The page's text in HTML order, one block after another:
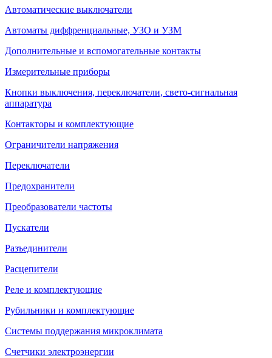
Автоматические выключатели
Автоматы диффренциальные, УЗО и УЗМ
Дополнительные и вспомогательные контакты
Измерительные приборы
Кнопки выключения, переключатели, свето-сигнальная
аппаратура
Контакторы и комплектующие
Ограничители напряжения
Переключатели
Предохранители
Преобразователи частоты
Пускатели
Разъединители
Расцепители
Реле и комплектующие
Рубильники и комплектующие
Системы поддержания микроклимата
Счетчики электроэнергии